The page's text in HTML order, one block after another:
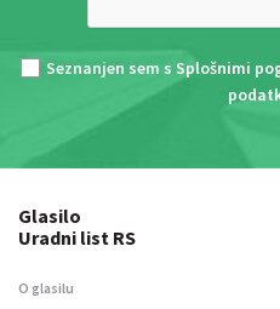
Seznanjen sem s Splošnimi
Glasilo
Uradni list RS
O glasilu